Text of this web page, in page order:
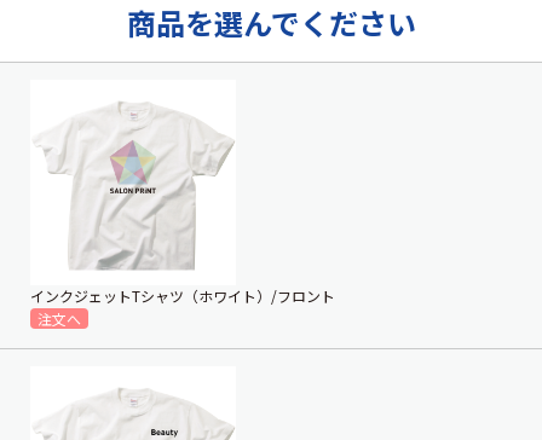
商品を選んでください
インクジェットTシャツ（ホワイト）/フロント